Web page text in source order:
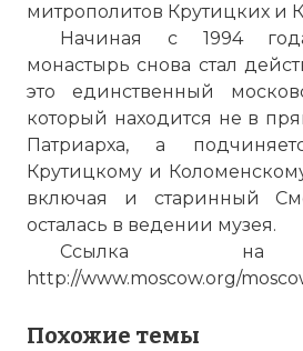
митрополитов Крутицких и
Начиная с 1994
монастырь снова стал
это единственный
который находится не в
Патриарха, а
Крутицкому и
включая и старинный
осталась в ведении музея.
Ссылка на
http://www.moscow.org/
Похожие темы